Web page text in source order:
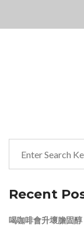
Recent
喝咖啡會升壞膽固